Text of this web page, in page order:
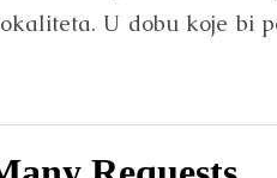
U dobu koje bi